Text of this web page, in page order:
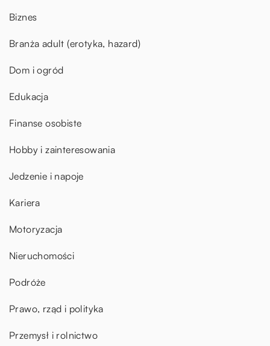
Biznes
Branża adult (erotyka, hazard)
Dom i ogród
Edukacja
Finanse osobiste
Hobby i zainteresowania
Jedzenie i napoje
Kariera
Motoryzacja
Nieruchomości
Podróże
Prawo, rząd i polityka
Przemysł i rolnictwo